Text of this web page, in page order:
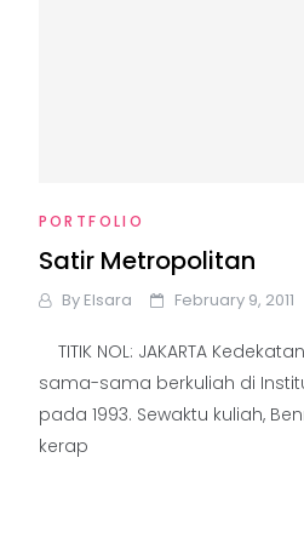
PORTFOLIO
Satir Metropolitan
By Elsara February 9, 2011
TITIK NOL: JAKARTA
sama-sama berkuliah di
pada 1993. Sewaktu kuliah,
kerap